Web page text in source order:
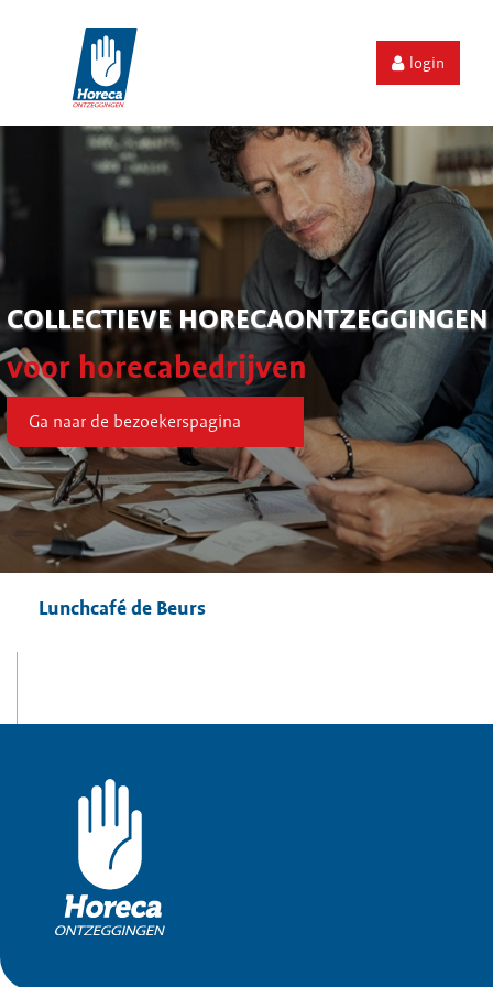
login
COLLECTIEVE HORECAONTZEGGINGEN
voor horecabedrijven
Ga naar de bezoekerspagina
Lunchcafé de Beurs